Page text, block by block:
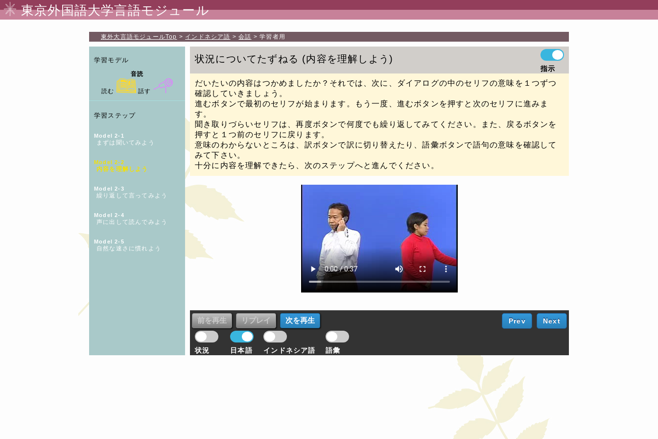
東京外国語大学言語モジュール
東外大言語モジュールTop インドネシア語 会話 学習者用
学習モデル
音読
読む 話す
学習ステップ
Model 2-1
まずは聞いてみよう
Model 2-2
内容を理解しよう
Model 2-3
繰り返して言ってみよう
Model 2-4
声に出して読んでみよう
Model 2-5
自然な速さに慣れよう
状況についてたずねる 内容を理解しよう
指示
だいたいの内容はつかめましたか？それでは、次に、ダイアログの中のセリフの意味を１つずつ
確認していきましょう。
進むボタンで最初のセリフが始まります。もう一度、進むボタンを押すと次のセリフに進みま
す。
聞き取りづらいセリフは、再度ボタンで何度でも繰り返してみてください。また、戻るボタンを
押すと１つ前のセリフに戻ります。
意味のわからないところは、訳ボタンで訳に切り替えたり、語彙ボタンで語句の意味を確認して
みて下さい。
十分に内容を理解できたら、次のステップへと進んでください。
状況 日本語 インドネシア語 語彙
Prev Next